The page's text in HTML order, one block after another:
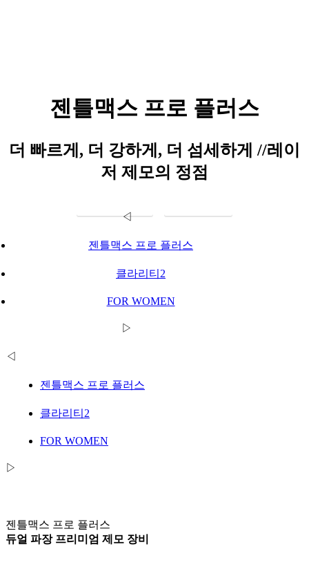
젠틀맥스 프로 플러스
더 빠르게, 더 강하게, 더 섬세하게 //레이
저 제모의 정점
◁
젠틀맥스 프로 플러스
클라리티2
FOR WOMEN
▷
◁
젠틀맥스 프로 플러스
클라리티2
FOR WOMEN
▷
젠틀맥스 프로 플러스
듀얼 파장 프리미엄 제모 장비